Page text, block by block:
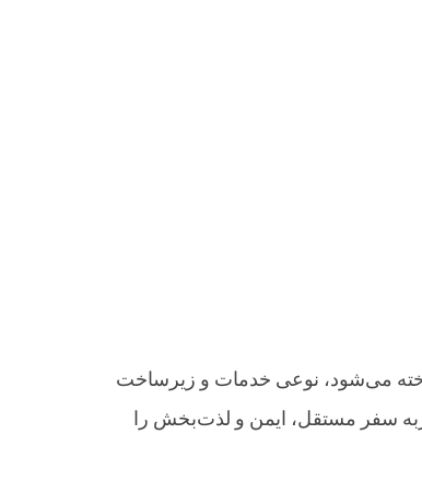
می‌شود، نوعی خدمات و زیرساخت
سفر مستقل، ایمن و لذت‌بخش را